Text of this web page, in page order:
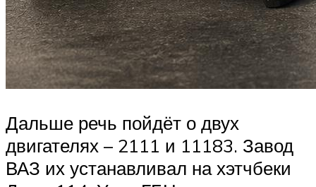
Дальше речь пойдёт о двух
двигателях – 2111 и 11183. Завод
ВАЗ их устанавливал на хэтчбеки